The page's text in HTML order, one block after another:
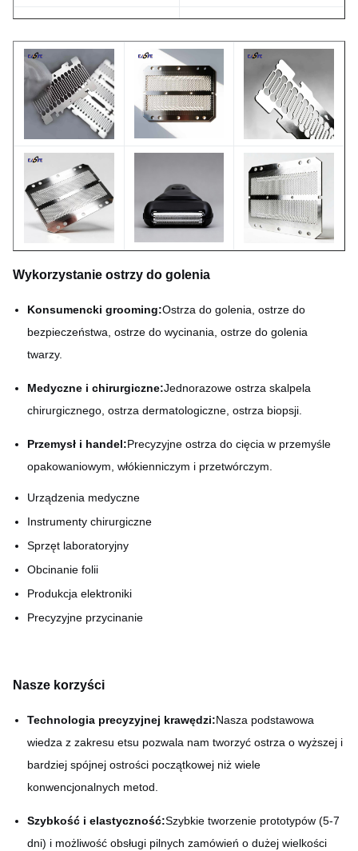
Ostrzeństwo krawędzi (Ra)
< 0,2 μm osiągalne (zależne
od przetwarzania)
Wykończenie powierzchni
Jasny, matowy lub według
Wykorzystanie ostrzy do golenia
Konsumencki grooming:Ostrza do golenia, ostrze do
bezpieczeństwa, ostrze do wycinania, ostrze do golenia
twarzy.
Medyczne i chirurgiczne:Jednorazowe ostrza skalpela
chirurgicznego, ostrza dermatologiczne, ostrza biopsji.
Przemysł i handel:Precyzyjne ostrza do cięcia w przemyśle
opakowaniowym, włókienniczym i przetwórczym.
Urządzenia medyczne
Instrumenty chirurgiczne
Sprzęt laboratoryjny
Obcinanie folii
Produkcja elektroniki
Precyzyjne przycinanie
Nasze korzyści
Technologia precyzyjnej krawędzi:Nasza podstawowa
wiedza z zakresu etsu pozwala nam tworzyć ostrza o wyższej i
bardziej spójnej ostrości początkowej niż wiele
konwencjonalnych metod.
Szybkość i elastyczność:Szybkie tworzenie prototypów (5-7
dni) i możliwość obsługi pilnych zamówień o dużej wielkości